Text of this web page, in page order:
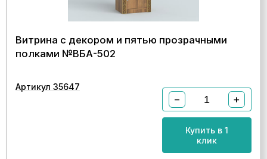
Витрина с декором и пятью прозрачными
полками №ВБА-502
Артикул 35647
− +
Купить в 1
клик